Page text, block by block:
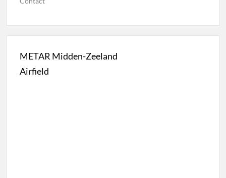
METAR Midden-Zeeland
Airfield